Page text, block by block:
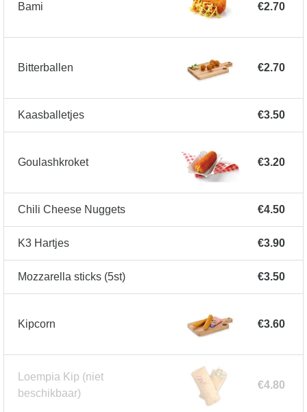
Bami €2.70
Bitterballen €2.70
Kaasballetjes €3.50
Goulashkroket €3.20
Chili Cheese Nuggets €4.50
K3 Hartjes €3.90
Mozzarella sticks (5st) €3.50
Kipcorn €3.60
Loempia Kip (niet
beschikbaar)
€4.80